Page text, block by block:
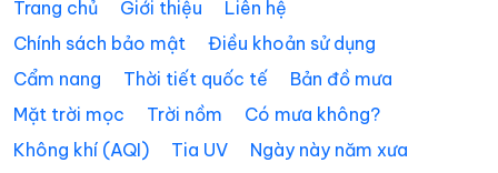
Phường Trường Thi Phường Vị Khê
Phường Yên Sơn Phường Yên Thắng
Xã Bắc Lý Xã Bình An
Trang chủ
Giới thiệu
Liên hệ
Chính sách bảo mật
Điều khoản sử dụng
Cẩm nang
Thời tiết quốc tế
Bản đồ mưa
Mặt trời mọc
Trời nồm
Có mưa không?
Không khí (AQI)
Tia UV
Ngày này năm xưa